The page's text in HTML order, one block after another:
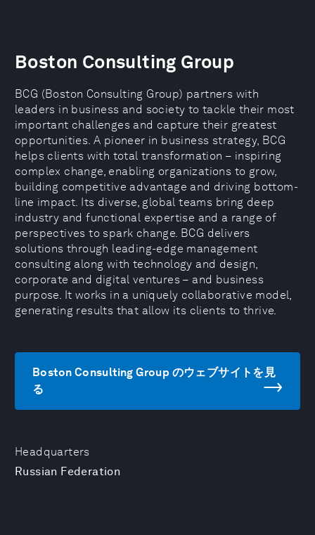
Headquarters
Russian Federation
Boston Consulting Group
BCG (Boston Consulting Group) partners with
leaders in business and society to tackle their most
important challenges and capture their greatest
opportunities. A pioneer in business strategy, BCG
helps clients with total transformation – inspiring
complex change, enabling organizations to grow,
building competitive advantage and driving bottom-
line impact. Its diverse, global teams bring deep
industry and functional expertise and a range of
perspectives to spark change. BCG delivers
solutions through leading-edge management
consulting along with technology and design,
corporate and digital ventures – and business
purpose. It works in a uniquely collaborative model,
generating results that allow its clients to thrive.
Boston Consulting Group のウェブサイトを見
る